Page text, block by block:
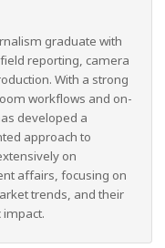
graduate with
reporting, camera
With a strong
workflows and on-
developed a
approach to
on
affairs, focusing on
trends, and their